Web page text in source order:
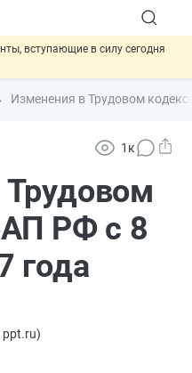
вступающие в силу сегодня
опасных товаров через
в документах предлагают
критерии трудовых и ГПХ-
Изменения в Трудовом
1к
РФ с 8
года
ppt.ru)